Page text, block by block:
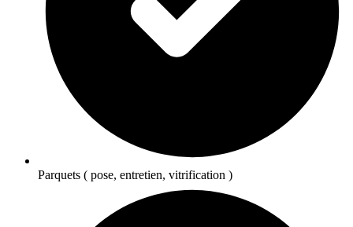
Parquets ( pose, entretien, vitrification )